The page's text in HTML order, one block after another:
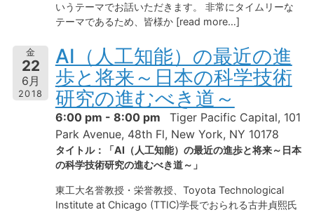
いうテーマでお話いただきます。 非常にタイムリーな
テーマであるため、皆様か [read more…]
金
22
6月
2018
AI（人工知能）の最近の進
歩と将来～日本の科学技術
研究の進むべき道～
6:00 pm - 8:00 pm
Tiger Pacific Capital, 101
Park Avenue, 48th Fl, New York, NY 10178
タイトル：「AI（人工知能）の最近の進歩と将来～日本
の科学技術研究の進むべき道～」
東工大名誉教授・栄誉教授、Toyota Technological
Institute at Chicago (TTIC)学長でおられる古井貞熙氏